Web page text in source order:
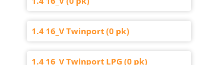
1.4 16_V Twinport (0 pk)
1.4 16_V Twinport LPG (0 pk)